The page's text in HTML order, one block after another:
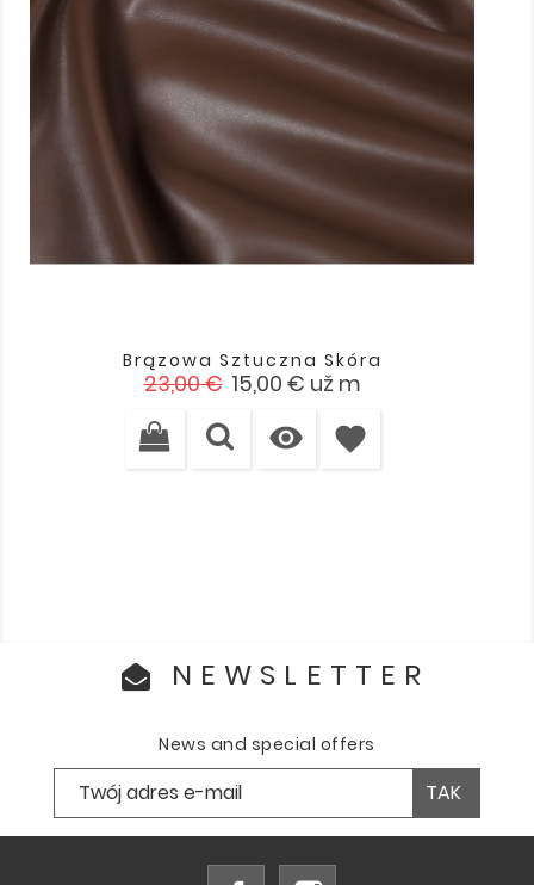
Brązowa Sztuczna Skóra
Cena
23,00 € Cena
15,00 € už m
 favorite
NEWSLETTER
News and special offers
Facebook